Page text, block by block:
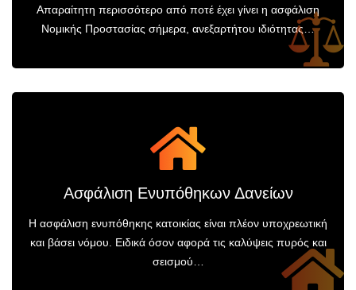
Απαραίτητη περισσότερο από ποτέ έχει γίνει η ασφάλιση
Νομικής Προστασίας σήμερα, ανεξαρτήτου ιδιότητας…
Ασφάλιση Ενυπόθηκων Δανείων
Η ασφάλιση ενυπόθηκης κατοικίας είναι πλέον υποχρεωτική
και βάσει νόμου. Ειδικά όσον αφορά τις καλύψεις πυρός και
σεισμού…